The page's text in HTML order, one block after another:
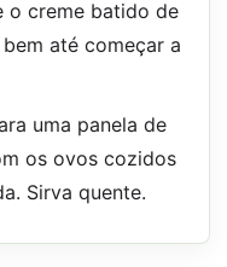
o creme batido de
até começar a
uma panela de
os ovos cozidos
Sirva quente.